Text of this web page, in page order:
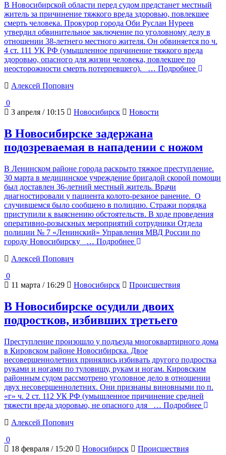
В Новосибирской области перед судом предстанет местный
житель за причинение тяжкого вреда здоровью, повлекшее
смерть человека. Прокурор города Оби Руслан Нуреев
утвердил обвинительное заключение по уголовному делу в
отношении 38-летнего местного жителя. Он обвиняется по ч.
4 ст. 111 УК РФ (умышленное причинение тяжкого вреда
здоровью, опасного для жизни человека, повлекшее по
неосторожности смерть потерпевшего).
… Подробнее
Алексей Попович
0
3 апреля / 10:15
Новосибирск Новости
В Новосибирске задержана
подозреваемая в нападении с ножом
В Ленинском районе города раскрыто тяжкое преступление.
30 марта в медицинское учреждение бригадой скорой помощи
был доставлен 36-летний местный житель. Врачи
диагностировали у пациента колото-резаное ранение. О
случившемся было сообщено в полицию. Стражи порядка
приступили к выяснению обстоятельств. В ходе проведения
оперативно-розыскных мероприятий сотрудники Отдела
полиции № 7 «Ленинский» Управления МВД России по
городу Новосибирску
… Подробнее
Алексей Попович
0
11 марта / 16:29
Новосибирск Происшествия
В Новосибирске осудили двоих
подростков, избивших третьего
Преступление произошло у подъезда многоквартирного дома
в Кировском районе Новосибирска. Двое
несовершеннолетних принялись избивать другого подростка
руками и ногами по туловищу, рукам и ногам. Кировским
районным судом рассмотрено уголовное дело в отношении
двух несовершеннолетних. Они признаны виновными по п.
«г» ч. 2 ст. 112 УК РФ (умышленное причинение средней
тяжести вреда здоровью, не опасного для
… Подробнее
Алексей Попович
0
18 февраля / 15:20
Новосибирск Происшествия